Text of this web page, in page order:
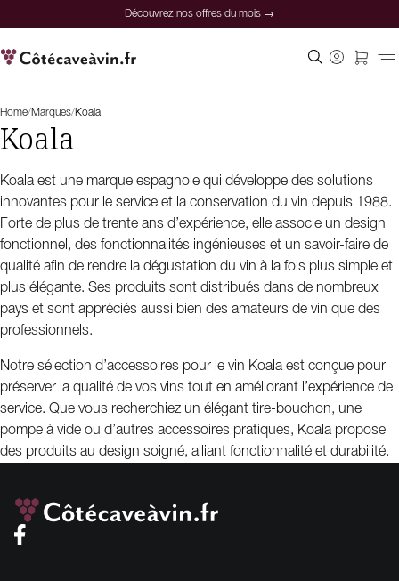
Découvrez nos offres du mois →
Home/Marques/Koala
Koala
Koala est une marque espagnole qui développe des solutions
innovantes pour le service et la conservation du vin depuis 1988.
Forte de plus de trente ans d’expérience, elle associe un design
fonctionnel, des fonctionnalités ingénieuses et un savoir-faire de
qualité afin de rendre la dégustation du vin à la fois plus simple et
plus élégante. Ses produits sont distribués dans de nombreux
pays et sont appréciés aussi bien des amateurs de vin que des
professionnels.
Notre sélection d’accessoires pour le vin Koala est conçue pour
préserver la qualité de vos vins tout en améliorant l’expérience de
service. Que vous recherchiez un élégant tire-bouchon, une
pompe à vide ou d’autres accessoires pratiques, Koala propose
des produits au design soigné, alliant fonctionnalité et durabilité.